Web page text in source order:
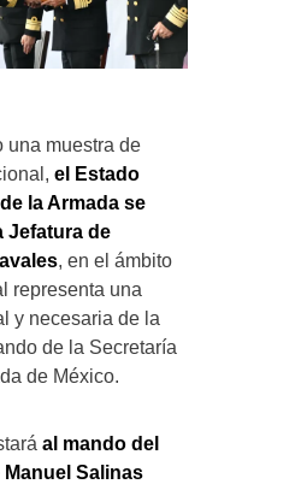
una muestra de
el Estado
la Armada se
Jefatura de
, en el ámbito
representa una
y necesaria de la
de la Secretaría
de México.
al mando del
Salinas